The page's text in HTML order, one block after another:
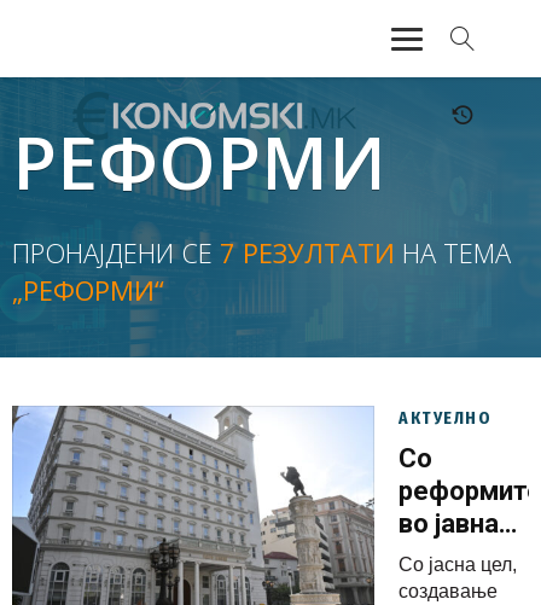
АКТУЕЛНО
ЕКОНОМИЈА
ФИНАНСИИ
БАНКАРСТВО
ЖИВОТ
МОЗАИК
РЕФОРМИ
ПРОНАЈДЕНИ СЕ 7 РЕЗУЛТАТИ НА ТЕМА
„РЕФОРМИ“
АКТУЕЛНО
Со
реформите
во јавната
и растот
Со јасна цел,
создавање